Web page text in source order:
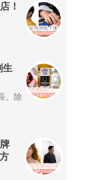
！
生
。除